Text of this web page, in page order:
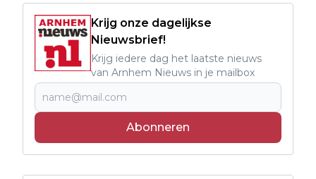
Krijg onze dagelijkse
Nieuwsbrief!
Krijg iedere dag het laatste nieuws
van Arnhem Nieuws in je mailbox
Abonneren